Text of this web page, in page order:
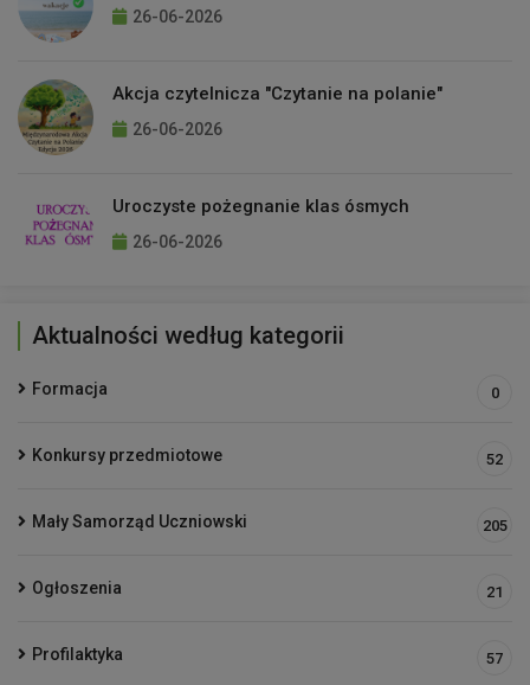
26-06-2026
Akcja czytelnicza "Czytanie na polanie"
26-06-2026
Uroczyste pożegnanie klas ósmych
26-06-2026
Aktualności według kategorii
Formacja 0
Konkursy przedmiotowe 52
Mały Samorząd Uczniowski 205
Ogłoszenia 21
Profilaktyka 57